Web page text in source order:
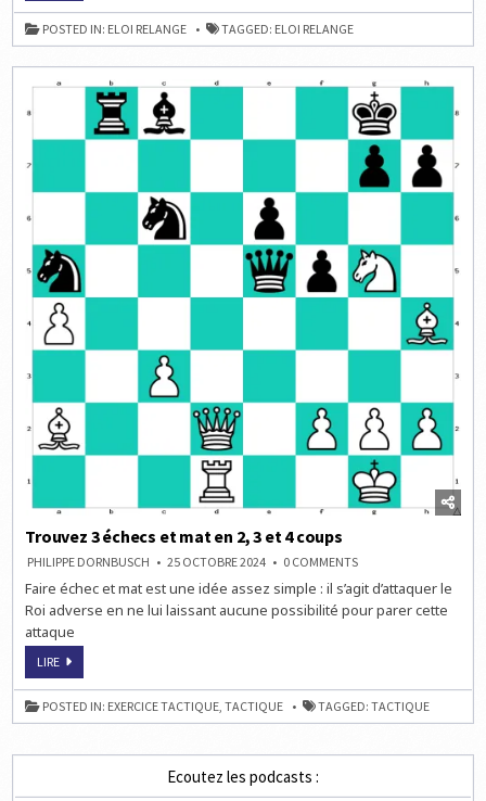
FÉDÉRATION
DES
« REMATCH »
VUE
PAR
ELOI
PRÉSIDENT
FÉDÉRATION
FRANÇAISE
POSTED IN: ELOI RELANGE TAGGED: ELOI RELANGE
Trouvez 3 échecs et mat en 2, 3 et 4 coups
PHILIPPE DORNBUSCH 25 OCTOBRE 2024 0 COMMENTSON
3
ÉCHECS
ET
4
COUPS
Faire échec et mat est une idée assez simple : il s’agit d’attaquer le
Roi adverse en ne lui laissant aucune possibilité pour parer cette
attaque
LIRETROUVEZ
ÉCHECS
ET
MAT
EN
3
POSTED IN: EXERCICE TACTIQUE ,TACTIQUE TAGGED:TACTIQUE
Ecoutez les podcasts :